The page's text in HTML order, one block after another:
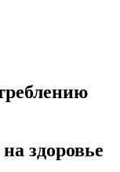
здоровье